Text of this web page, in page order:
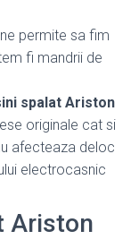
permite sa fim
fi mandrii de
spalat Ariston
originale cat si
afecteaza deloc
electrocasnic
Ariston